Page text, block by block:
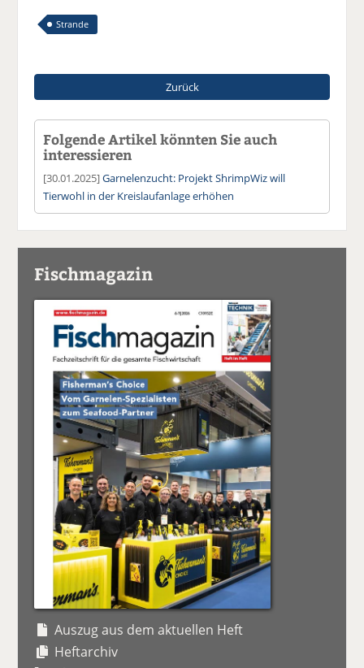
Strande
Zurück
Folgende Artikel könnten Sie auch
interessieren
[30.01.2025]Garnelenzucht: Projekt ShrimpWiz will
Tierwohl in der Kreislaufanlage erhöhen
Fischmagazin
Auszug aus dem aktuellen Heft
Heftarchiv